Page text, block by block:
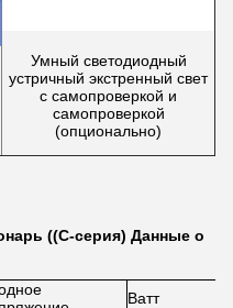
Умный светодиодный
устричный экстренный свет
с самопроверкой и
самопроверкой
(опционально)
((C-серия) Данные о
Ватт